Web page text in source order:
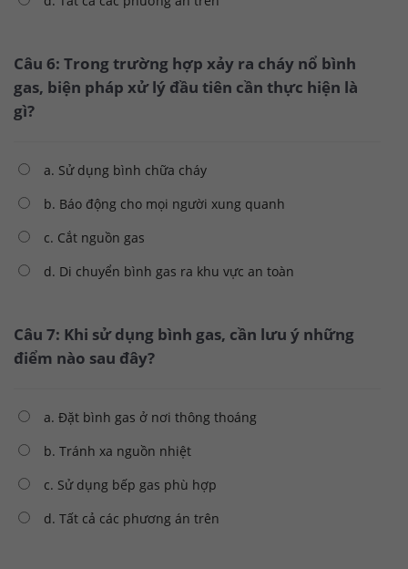
Câu 6: Trong trường hợp xảy ra cháy nổ bình
gas, biện pháp xử lý đầu tiên cần thực hiện là
gì?
a. Sử dụng bình chữa cháy
b. Báo động cho mọi người xung quanh
c. Cắt nguồn gas
d. Di chuyển bình gas ra khu vực an toàn
Câu 7: Khi sử dụng bình gas, cần lưu ý những
điểm nào sau đây?
a. Đặt bình gas ở nơi thông thoáng
b. Tránh xa nguồn nhiệt
c. Sử dụng bếp gas phù hợp
d. Tất cả các phương án trên